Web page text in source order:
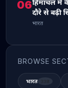
06हिमाचल में
दौरे से बढ़ी
भारत
BROWSE
भारत